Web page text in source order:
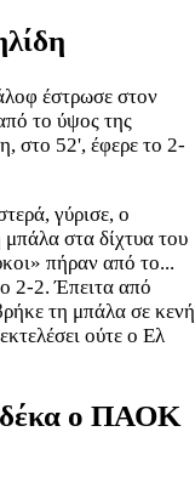
έστρωσε στον
το ύψος της
στο 52', έφερε το 2-
γύρισε, ο
μπάλα στα δίχτυα του
πήραν από το...
2-2. Έπειτα από
τη μπάλα σε κενή
ούτε ο Ελ
δέκα ο ΠΑΟΚ